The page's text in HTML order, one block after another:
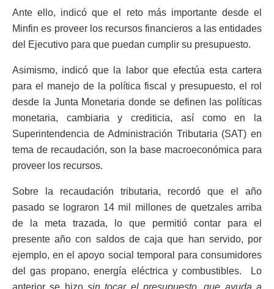
Ante ello, indicó que el reto más importante desde el
Minfin es proveer los recursos financieros a las entidades
del Ejecutivo para que puedan cumplir su presupuesto.
Asimismo, indicó que la labor que efectúa esta cartera
para el manejo de la política fiscal y presupuesto, el rol
desde la Junta Monetaria donde se definen las políticas
monetaria, cambiaria y crediticia, así como en la
Superintendencia de Administración Tributaria (SAT) en
tema de recaudación, son la base macroeconómica para
proveer los recursos.
Sobre la recaudación tributaria, recordó que el año
pasado se lograron 14 mil millones de quetzales arriba
de la meta trazada, lo que permitió contar para el
presente año con saldos de caja que han servido, por
ejemplo, en el apoyo social temporal para consumidores
del gas propano, energía eléctrica y combustibles. Lo
anterior se hizo sin tocar el presupuesto, que ayuda a